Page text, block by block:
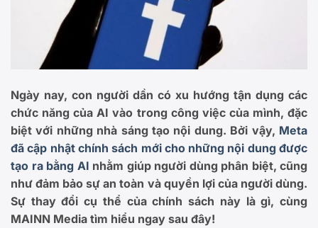
Ngày nay, con người dần có xu hướng tận dụng các
chức năng của AI vào trong công việc của mình, đặc
biệt với những nhà sáng tạo nội dung. Bởi vậy, Meta
đã cập nhật chính sách mới cho những nội dung được
tạo ra bằng AI nhằm giúp người dùng phân biệt, cũng
như đảm bảo sự an toàn và quyền lợi của người dùng.
Sự thay đổi cụ thể của chính sách này là gì, cùng
MAINN Media tìm hiểu ngay sau đây!